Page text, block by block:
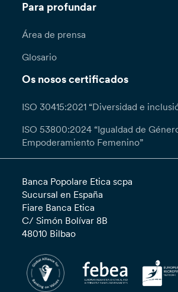
Para profundar
Área de prensa
Glosario
Os nosos certificados
ISO 30415:2021 “Diversidad e
ISO 53800:2024 “Igualdad de
Empoderamiento Femenino”
Banca Popolare Etica scpa
Sucursal en España
Fiare Banca Etica
C/ Simón Bolívar 8B
48010 Bilbao